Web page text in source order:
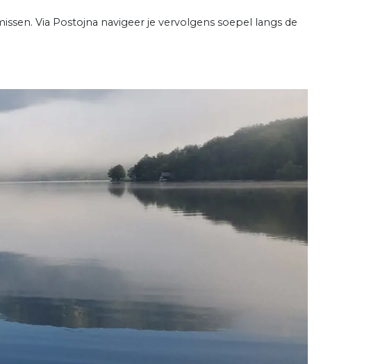
Via Postojna navigeer je vervolgens soepel langs de